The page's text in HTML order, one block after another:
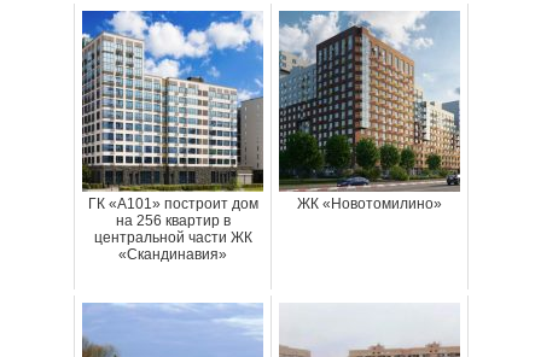
ГК «А101» построит дом
на 256 квартир в
центральной части ЖК
«Скандинавия»
ЖК «Новотомилино»